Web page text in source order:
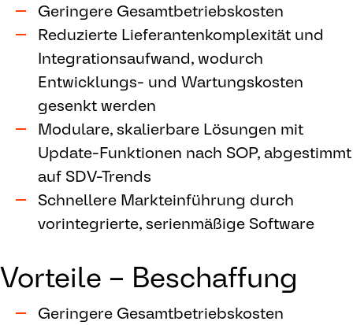
Geringere Gesamtbetriebskosten
Reduzierte Lieferantenkomplexität und
Integrationsaufwand, wodurch
Entwicklungs- und Wartungskosten
gesenkt werden
Modulare, skalierbare Lösungen mit
Update-Funktionen nach SOP, abgestimmt
auf SDV-Trends
Schnellere Markteinführung durch
vorintegrierte, serienmäßige Software
Vorteile – Beschaffung
Geringere Gesamtbetriebskosten